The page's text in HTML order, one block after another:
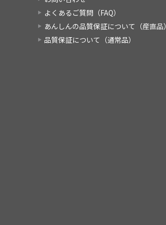
よくあるご質問（FAQ）
あんしんの品質保証について（産直品）
品質保証について（通常品）